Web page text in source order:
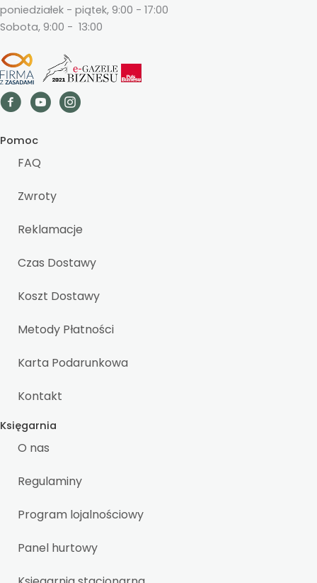
poniedziałek - piątek, 9:00 - 17:00
Sobota, 9:00 - 13:00
Pomoc
FAQ
Zwroty
Reklamacje
Czas Dostawy
Koszt Dostawy
Metody Płatności
Karta Podarunkowa
Kontakt
Księgarnia
O nas
Regulaminy
Program lojalnościowy
Panel hurtowy